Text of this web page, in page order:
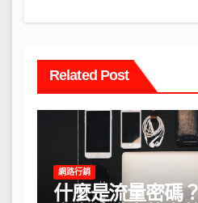
Related Post
網路行銷
什麼是流量密碼